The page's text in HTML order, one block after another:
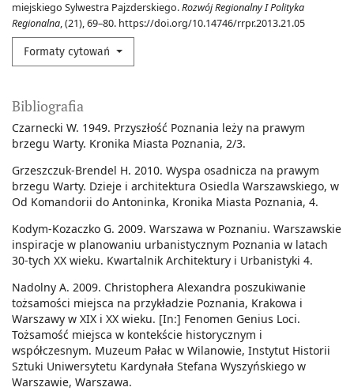
miejskiego Sylwestra Pajzderskiego.Rozwój Regionalny I Polityka
Regionalna, (21), 69–80. https://doi.org/10.14746/rrpr.2013.21.05
Formaty cytowań
Bibliografia
Czarnecki W. 1949. Przyszłość Poznania leży na prawym
brzegu Warty. Kronika Miasta Poznania, 2/3.
Grzeszczuk-Brendel H. 2010. Wyspa osadnicza na prawym
brzegu Warty. Dzieje i architektura Osiedla Warszawskiego, w
Od Komandorii do Antoninka, Kronika Miasta Poznania, 4.
Kodym-Kozaczko G. 2009. Warszawa w Poznaniu. Warszawskie
inspiracje w planowaniu urbanistycznym Poznania w latach
30-tych XX wieku. Kwartalnik Architektury i Urbanistyki 4.
Nadolny A. 2009. Christophera Alexandra poszukiwanie
tożsamości miejsca na przykładzie Poznania, Krakowa i
Warszawy w XIX i XX wieku. [In:] Fenomen Genius Loci.
Tożsamość miejsca w kontekście historycznym i
współczesnym. Muzeum Pałac w Wilanowie, Instytut Historii
Sztuki Uniwersytetu Kardynała Stefana Wyszyńskiego w
Warszawie, Warszawa.